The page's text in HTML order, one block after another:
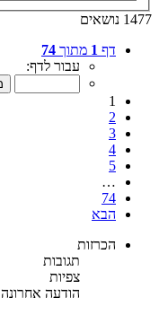
1477 נושאים
דף 1 מתוך 74
עבור לדף:
1
2
3
4
5
…
74
הבא
הכרזות
תגובות
צפיות
הודעה אחרונה